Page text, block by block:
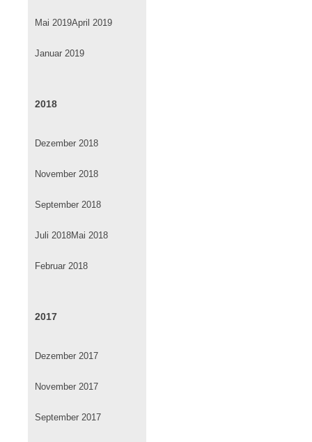
Mai 2019April 2019
Januar 2019
2018
Dezember 2018
November 2018
September 2018
Juli 2018Mai 2018
Februar 2018
2017
Dezember 2017
November 2017
September 2017